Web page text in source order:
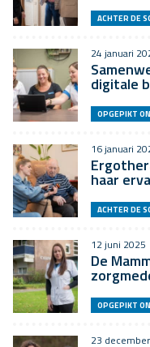
ACHTER DE
24 januari
digitale
OPGEPIKT
16 januari
haar
ACHTER DE
12 juni 2025
De
OPGEPIKT
23